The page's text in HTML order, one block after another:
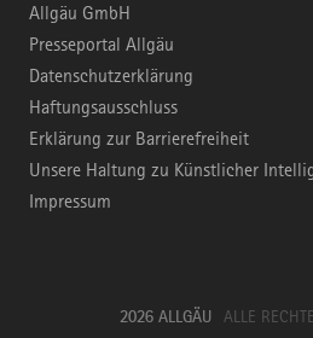
Allgäu GmbH
Presseportal Allgäu
Datenschutzerklärung
Haftungsausschluss
Erklärung zur Barrierefreiheit
Unsere Haltung zu Künstlicher
Impressum
2026 ALLGÄU ALLE